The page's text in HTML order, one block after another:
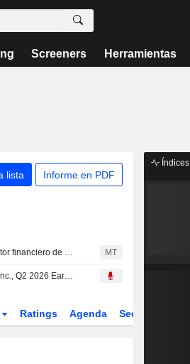
Screeners Herramientas
lista Informe en PDF
Justin Plouffe, director financiero de Carlyle, analiza el mercado de fusiones y adquisiciones, el crédito privado y la inteligencia artificial MT
The Carlyle Group Inc., Q2 2026 Earnings Call, Aug 05, 2026
Ratings Agenda Sector
Índices